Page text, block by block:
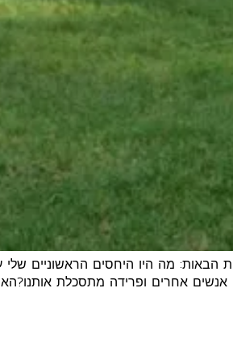
הבאות: מה היו היחסים הראשוניים
אחרים ופרידה מתסכלת